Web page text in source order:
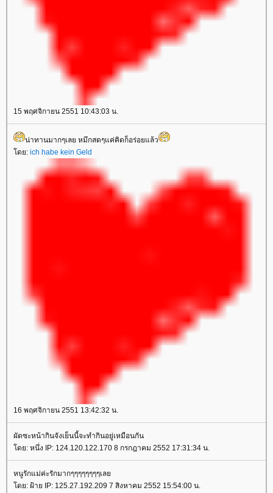
15 พฤศจิกายน 2551 10:43:03 น.
น่าทานมากๆเลย หมึกสดๆแค่คิดก็อร่อยแล้ว
ดย: ich habe kein Geld
16 พฤศจิกายน 2551 13:42:32 น.
ผัดซะหน้ากินจังเย็นนี้จะทำกินอยู่เหมือนกัน
ดย: หนึ่ง IP: 124.120.122.170 8 กรกฎาคม 2552 17:31:34 น.
หนูรักแม่ค่ะรักมากๆๆๆๆๆๆๆๆเล
ดย: ฝ้าย IP: 125.27.192.209 7 สิงหาคม 2552 15:54:00 น.